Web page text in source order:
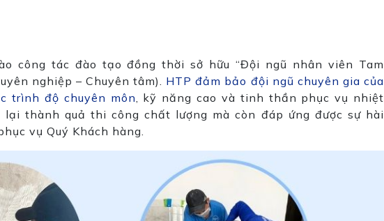
công tác đào tạo đồng thời sở hữu “Đội ngũ nhân viên Tam
nghiệp – Chuyên tâm). HTP đảm bảo đội ngũ chuyên gia của
trình độ chuyên môn, kỹ năng cao và tinh thần phục vụ nhiệt
lại thành quả thi công chất lượng mà còn đáp ứng được sự hài
vụ Quý Khách hàng.